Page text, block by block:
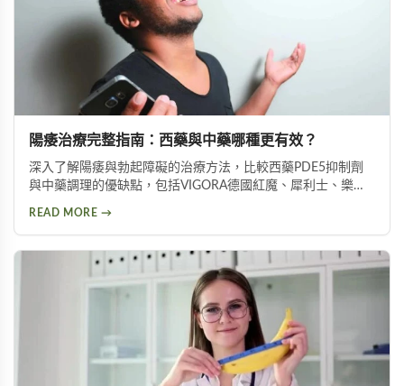
陽痿治療完整指南：西藥與中藥哪種更有效？
深入了解陽痿與勃起障礙的治療方法，比較西藥PDE5抑制劑
與中藥調理的優缺點，包括VIGORA德國紅魔、犀利士、樂威
READ MORE →